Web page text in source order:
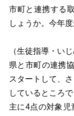
市町と連携する
しょうか。今年
（生徒指導・い
県と市町の連携
スタートして、
しているところで
主に4点の対象児